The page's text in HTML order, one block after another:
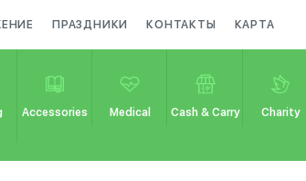
ПРАЗДНИКИ КОНТАКТЫ КАРТА
Accessories Medical Cash & Carry Charity